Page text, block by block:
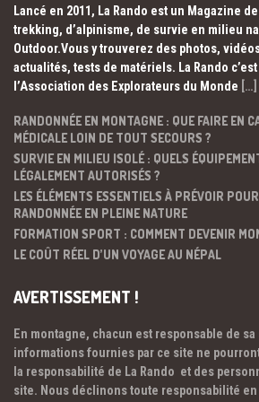
Lancé en 2011, La Rando est un Magazine
trekking, d’alpinisme, de survie en milieu
Outdoor.Vous y trouverez des photos,
actualités, tests de matériels. La Rando
l’Association des Explorateurs du Monde […]
RANDONNÉE EN MONTAGNE : QUE FAIRE EN
MÉDICALE LOIN DE TOUT SECOURS ?
SURVIE EN MILIEU ISOLÉ : QUELS
LÉGALEMENT AUTORISÉS ?
LES ÉLÉMENTS ESSENTIELS À PRÉVOIR
RANDONNÉE EN PLEINE NATURE
FORMATION SPORT : COMMENT DEVENIR
LE COÛT RÉEL D’UN VOYAGE AU NÉPAL
AVERTISSEMENT !
En montagne, chacun est responsable de
informations fournies par ce site ne
la responsabilité de La Rando et des
site. Nous déclinons toute responsabilité en